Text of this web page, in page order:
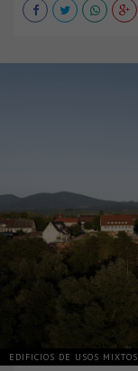
EDIFICIOS DE USOS MIXTOS